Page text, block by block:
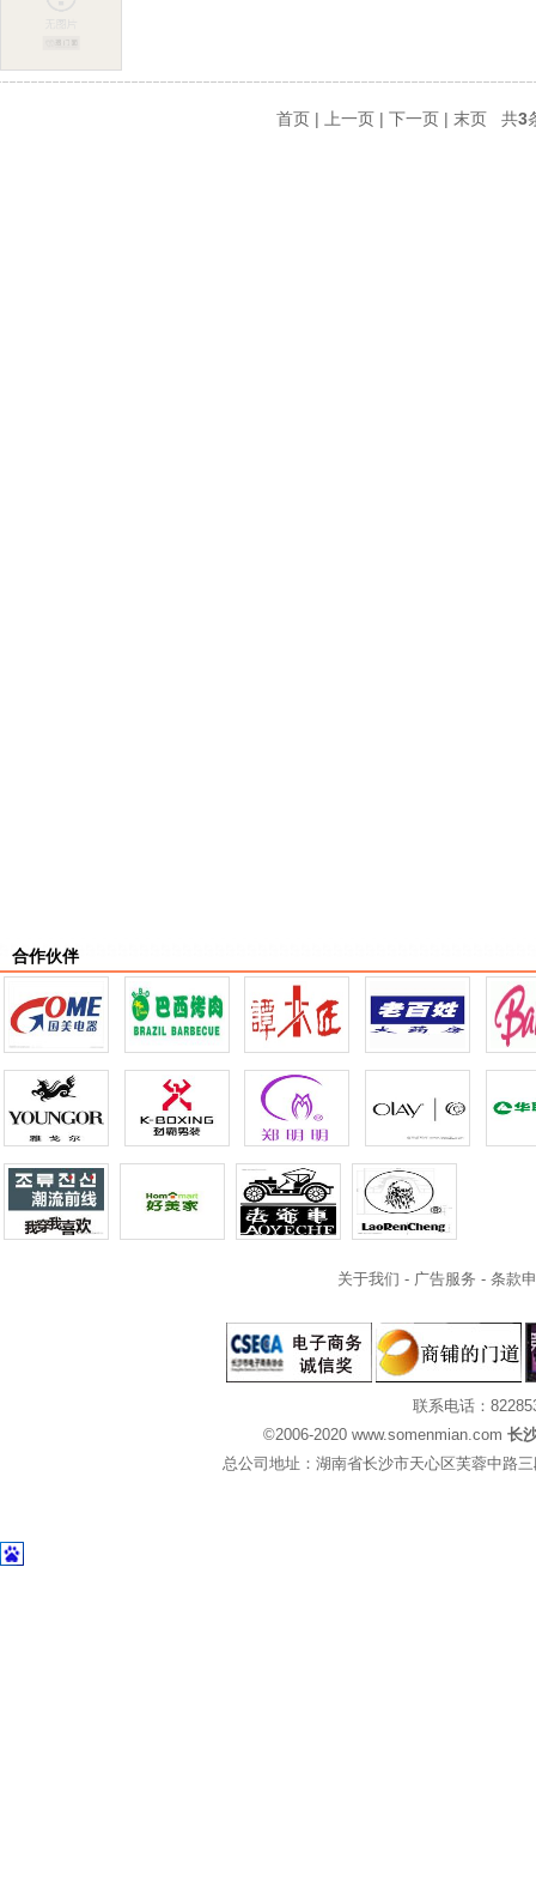
首页 | 上一页 | 下一页 | 末页 共3
合作伙伴
关于我们 - 广告服务 - 条款
联系电话：
©2006-2020 www.somenmian.com 长
总公司地址：湖南省长沙市天心区芙蓉中路